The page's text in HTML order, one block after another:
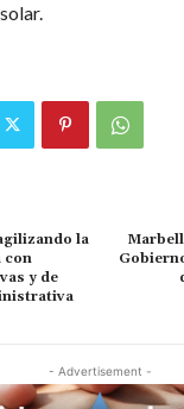
la
con
y de
- Advertisement -